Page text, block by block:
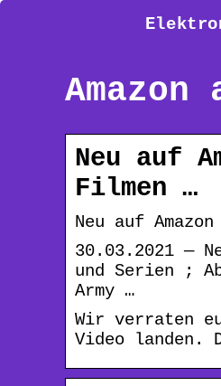
Neu auf
Filmen …
Neu auf
30.03.2021 —
und Serien ;
Army …
Wir verraten
Video landen.